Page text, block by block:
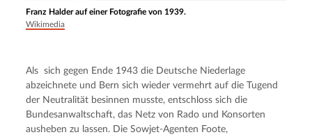
Franz Halder auf einer Fotografie von 1939.
Wikimedia
Als  sich gegen Ende 1943 die Deutsche Niederlage
abzeichnete und Bern sich wieder vermehrt auf die Tugend
der Neutralität besinnen musste, entschloss sich die
Bundesanwaltschaft, das Netz von Rado und Konsorten
ausheben zu lassen. Die Sowjet-Agenten Foote,